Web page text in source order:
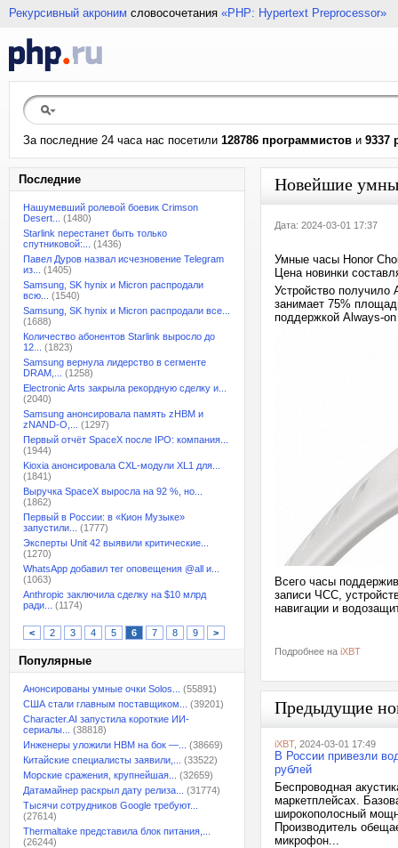
Рекурсивный акроним словосочетания «PHP: Hypertext Preprocessor»
За последние 24 часа нас посетили 128786 программистов и 9337
Последние
Нашумевший ролевой боевик Crimson
Desert...
(1480)
Starlink перестанет быть только
спутниковой:...
(1436)
Павел Дуров назвал исчезновение Telegram
из...
(1405)
Samsung, SK hynix и Micron распродали
всю...
(1540)
Samsung, SK hynix и Micron распродали все...
(1688)
Количество абонентов Starlink выросло до
12...
(1823)
Samsung вернула лидерство в сегменте
DRAM,...
(1258)
Electronic Arts закрыла рекордную сделку и...
(2040)
Samsung анонсировала память zHBM и
zNAND-O,...
(1297)
Первый отчёт SpaceX после IPO: компания...
(1944)
Kioxia анонсировала CXL-модули XL1 для...
(1841)
Выручка SpaceX выросла на 92 %, но...
(1862)
Первый в России: в «Кион Музыке»
запустили...
(1777)
Эксперты Unit 42 выявили критические...
(1270)
WhatsApp добавил тег оповещения @all и...
(1063)
Anthropic заключила сделку на $10 млрд
ради...
(1174)
< 2 3 4 5 6 7 8 9 >
Популярные
Анонсированы умные очки Solos...
(55891)
США стали главным поставщиком...
(39201)
Character.AI запустила короткие ИИ-
сериалы...
(38818)
Инженеры уложили HBM на бок —...
(38669)
Китайские специалисты заявили,...
(33522)
Морские сражения, крупнейшая...
(32659)
Датамайнер раскрыл дату релиза...
(31774)
Тысячи сотрудников Google требуют...
(27614)
Thermaltake представила блок питания,...
(26244)
Новейшие
Дата: 2024-03-01 17:37
Умные часы Honor
Цена новинки
Устройство получило
занимает 75%
поддержкой Always-
Всего часы
записи ЧСС,
навигации и
Подробнее на iXBT
Предыдущие
iXBT, 2024-03-01 17:49
В России привезли
рублей
Беспроводная
маркетплейсах.
широкополосный
Производитель
микрофон...